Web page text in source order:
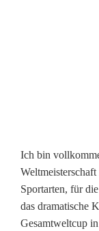
p
f
V
Ich bin
Sportarten, für
das dramatische
Gesamtweltcup